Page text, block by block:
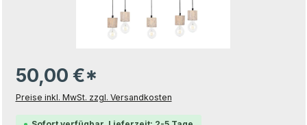
50,00 €*
Preise inkl. MwSt. zzgl. Versandkosten